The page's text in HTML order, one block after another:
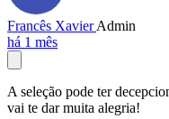
Francês XavierAdmin
há 1 mês
A seleção pode ter
vai te dar muita alegria!